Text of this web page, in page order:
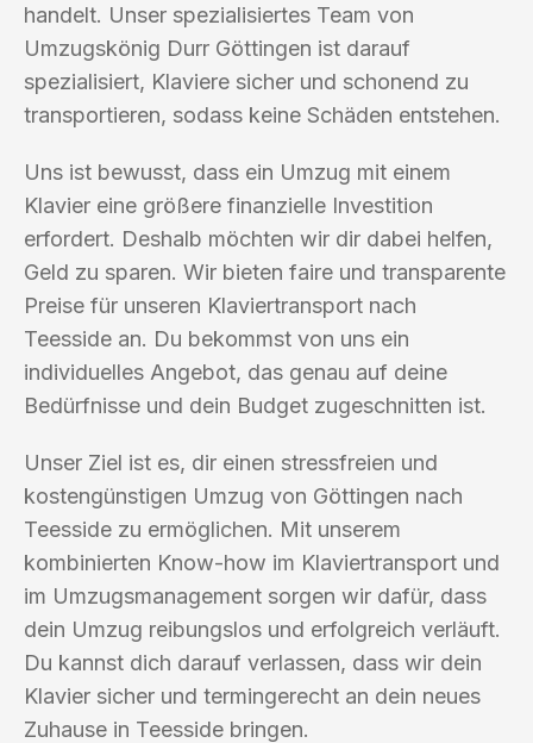
handelt. Unser spezialisiertes Team von
Umzugskönig Durr Göttingen ist darauf
spezialisiert, Klaviere sicher und schonend zu
transportieren, sodass keine Schäden entstehen.
Uns ist bewusst, dass ein Umzug mit einem
Klavier eine größere finanzielle Investition
erfordert. Deshalb möchten wir dir dabei helfen,
Geld zu sparen. Wir bieten faire und transparente
Preise für unseren Klaviertransport nach
Teesside an. Du bekommst von uns ein
individuelles Angebot, das genau auf deine
Bedürfnisse und dein Budget zugeschnitten ist.
Unser Ziel ist es, dir einen stressfreien und
kostengünstigen Umzug von Göttingen nach
Teesside zu ermöglichen. Mit unserem
kombinierten Know-how im Klaviertransport und
im Umzugsmanagement sorgen wir dafür, dass
dein Umzug reibungslos und erfolgreich verläuft.
Du kannst dich darauf verlassen, dass wir dein
Klavier sicher und termingerecht an dein neues
Zuhause in Teesside bringen.